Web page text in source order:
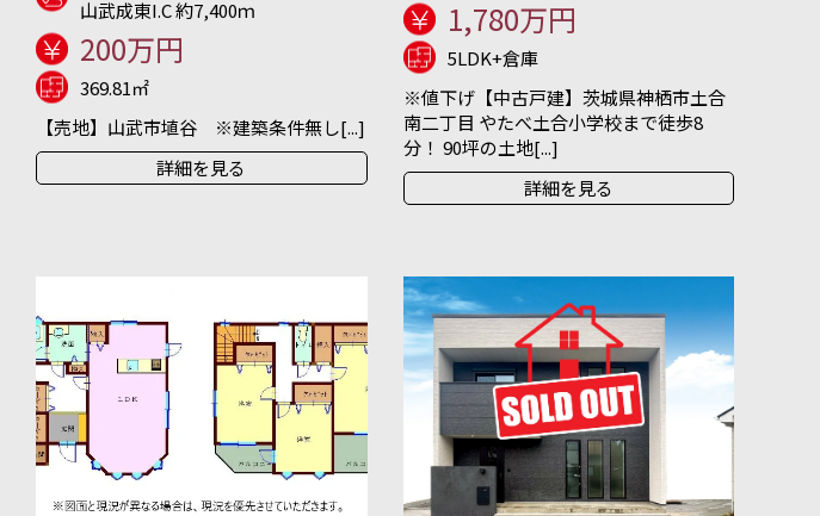
山武成東I.C 約7,400ｍ
200万円
369.81㎡
【売地】山武市埴谷 ※建築条件無し[...]
詳細を見る
1,780万円
5LDK+倉庫
※値下げ【中古戸建】茨城県神栖市土合
南二丁目 やたべ土合小学校まで徒歩8
分！ 90坪の土地[...]
詳細を見る